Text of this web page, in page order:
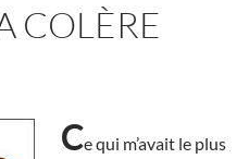
COLÈRE
Ce qui m’avait le plus